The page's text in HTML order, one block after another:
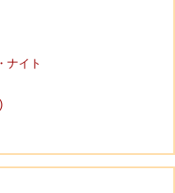
ナイト